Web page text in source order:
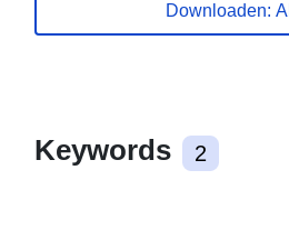
Downloaden:
Keywords 2